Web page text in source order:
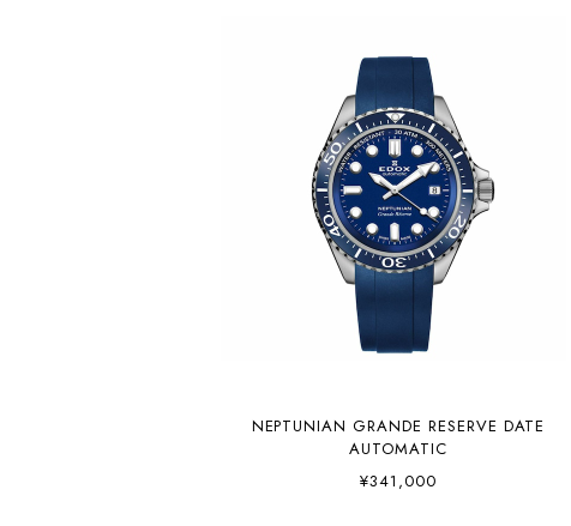
NEPTUNIAN GRANDE RESERVE DATE
AUTOMATIC
¥341,000